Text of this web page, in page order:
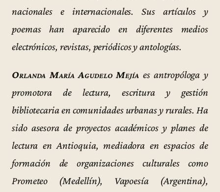
nacionales e internacionales. Sus artículos y
poemas han aparecido en diferentes medios
electrónicos, revistas, periódicos y antologías.
Orlanda María Agudelo Mejía es antropóloga y
promotora de lectura, escritura y gestión
bibliotecaria en comunidades urbanas y rurales. Ha
sido asesora de proyectos académicos y planes de
lectura en Antioquia, mediadora en espacios de
formación de organizaciones culturales como
Prometeo (Medellín), Vapoesía (Argentina),